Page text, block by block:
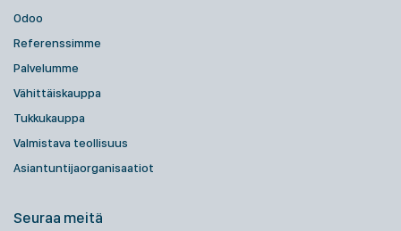
Odoo
Referenssimme
Palvelumme
Vähittäiskauppa
Tukkukauppa
Valmistava teollisuus
Asiantuntijaorganisaatiot
Seuraa meitä